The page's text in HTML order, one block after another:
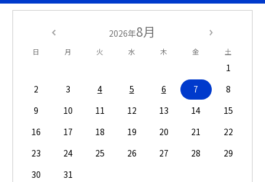
2026年8月
日 月 火 水 木 金 土
1
2
3 4 5 6 7
8
9
10 11 12 13 14
15
16
17 18 19 20 21
22
23
24 25 26 27 28
29
30
31